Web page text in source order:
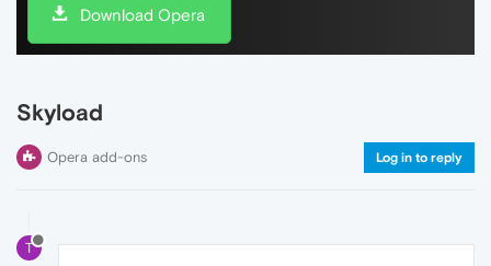
Download Opera
Skyload
Opera add-ons Log in to reply
T